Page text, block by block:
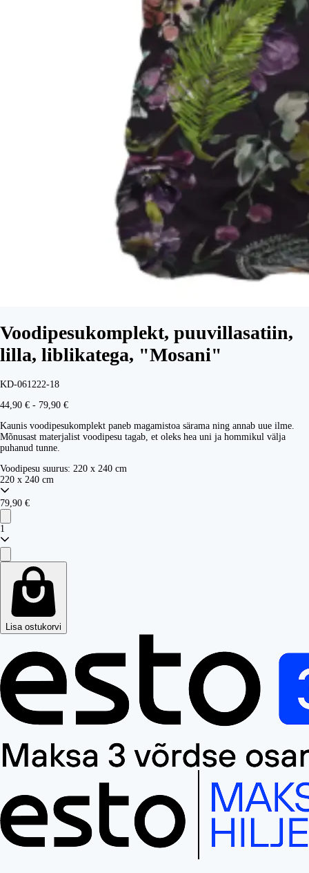
Voodipesukomplekt, puuvillasatiin,
lilla, liblikatega, "Mosani"
KD-061222-18
44,90 € - 79,90 €
Kaunis voodipesukomplekt paneb magamistoa särama ning annab uue ilme.
Mõnusast materjalist voodipesu tagab, et oleks hea uni ja hommikul välja
puhanud tunne.
Voodipesu suurus: 220 x 240 cm
220 x 240 cm
79,90 €
1
Lisa ostukorvi